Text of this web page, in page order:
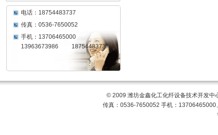
电话：18754483737
传真：0536-7650052
手机：13706465000
13963673986 18754483737
© 2009 潍坊金鑫化工化纤设备技术开发
传真：0536-7650052 手机：